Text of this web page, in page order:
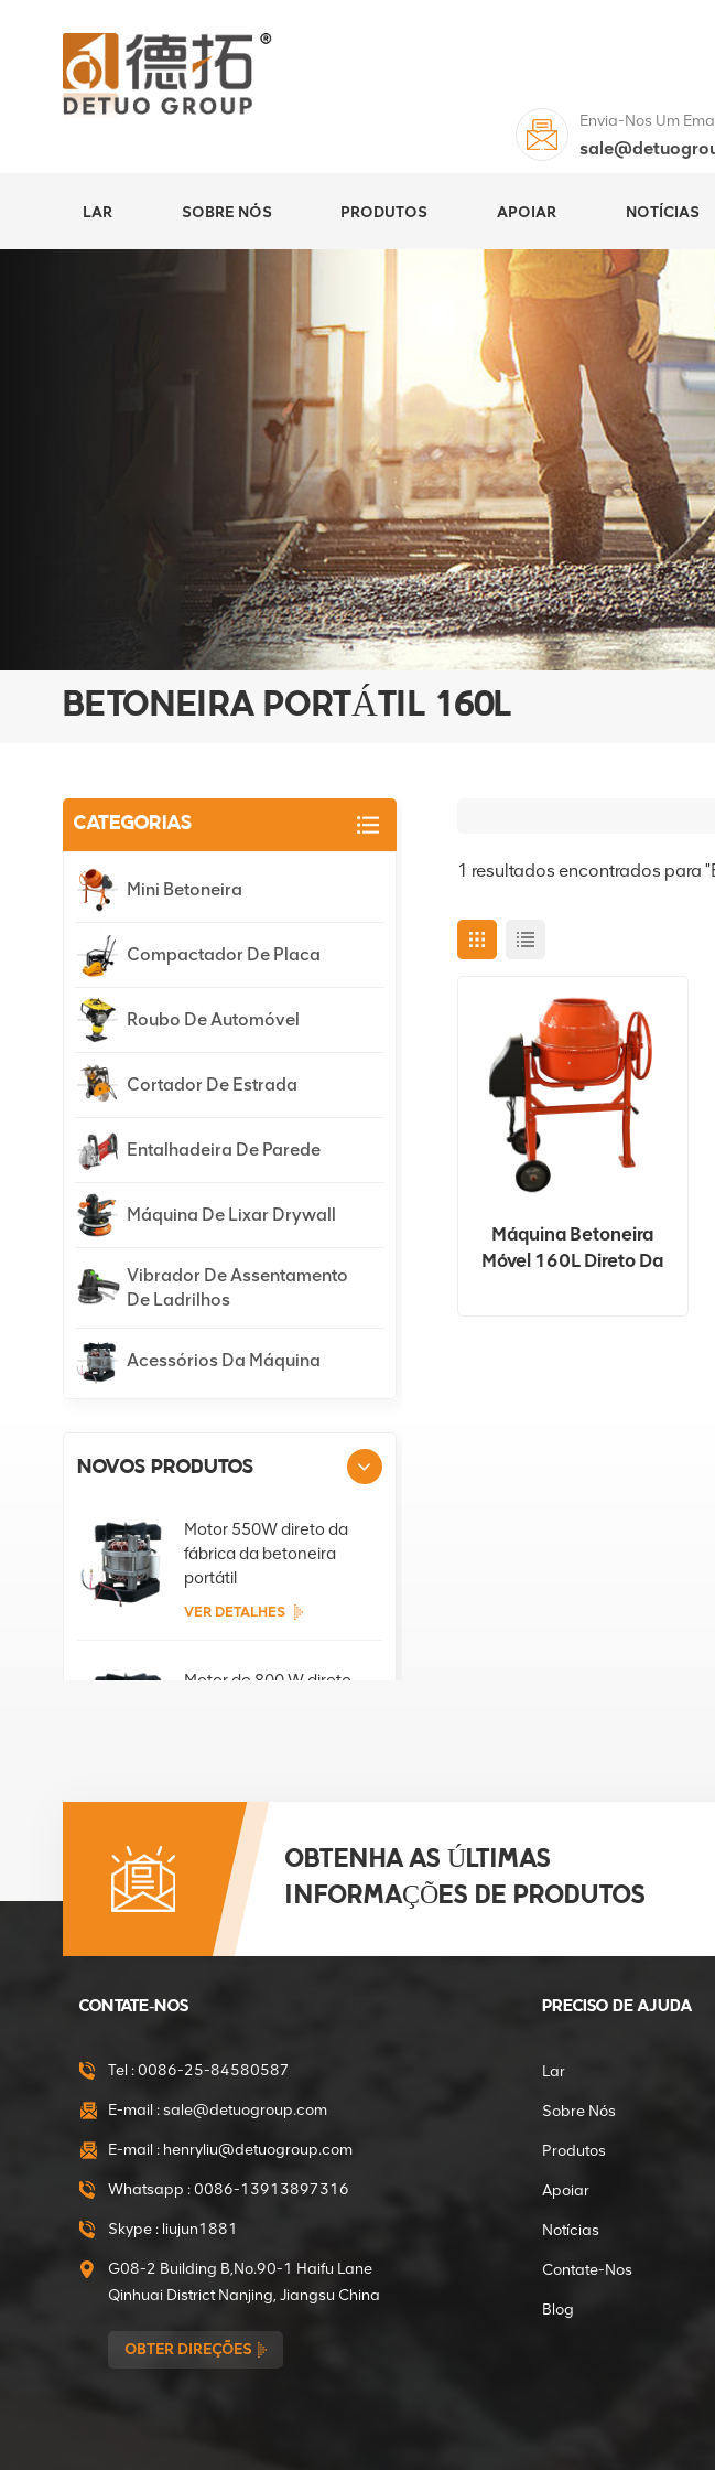
Envia-Nos Um
LAR SOBRE NÓS PRODUTOS APOIAR NOTÍCIAS
BETONEIRA PORTÁTIL 160L
1 resultados encontrados para
Máquina Betoneira
Móvel 160L Direto Da
CATEGORIAS
Mini Betoneira
Compactador De Placa
Roubo De Automóvel
Cortador De Estrada
Entalhadeira De Parede
Máquina De Lixar Drywall
Vibrador De Assentamento
De Ladrilhos
Acessórios Da Máquina
NOVOS PRODUTOS
Motor 550W direto da
fábrica da betoneira
portátil
VER DETALHES
Motor de 800 W direto
Motor de 850 W direto
da fábrica da betoneira
portátil
VER DETALHES
W direto da fábrica da
VER DETALHES
de 550 W direto da
fábrica da mini
Embreagens de
diâmetro interno de 15
mm para o
compactador
VER DETALHES
OBTENHA AS ÚLTIMAS
INFORMAÇÕES DE PRODUTOS
CONTATE-NOS
Tel :0086-25-84580587
E-mail :sale@detuogroup.com
E-mail : henryliu@detuogroup.com
Whatsapp :0086-13913897316
Skype : liujun1881
G08-2 Building B,No.90-1 Haifu Lane
Qinhuai District Nanjing, Jiangsu China
OBTER DIREÇÕES
PRECISO DE AJUDA
Lar
Sobre Nós
Produtos
Apoiar
Notícias
Contate-Nos
Blog